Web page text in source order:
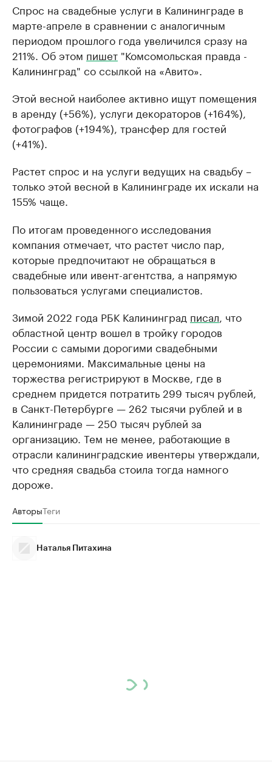
Спрос на свадебные услуги в Калининграде в
марте-апреле в сравнении с аналогичным
периодом прошлого года увеличился сразу на
211%. Об этом пишет "Комсомольская правда -
Калининград" со ссылкой на «Авито».
Этой весной наиболее активно ищут помещения
в аренду (+56%), услуги декораторов (+164%),
фотографов (+194%), трансфер для гостей
(+41%).
Растет спрос и на услуги ведущих на свадьбу –
только этой весной в Калининграде их искали на
155% чаще.
По итогам проведенного исследования
компания отмечает, что растет число пар,
которые предпочитают не обращаться в
свадебные или ивент-агентства, а напрямую
пользоваться услугами специалистов.
Зимой 2022 года РБК Калининград писал , что
областной центр вошел в тройку городов
России с самыми дорогими свадебными
церемониями. Максимальные цены на
торжества регистрируют в Москве, где в
среднем придется потратить 299 тысяч рублей,
в Санкт-Петербурге — 262 тысячи рублей и в
Калининграде — 250 тысяч рублей за
организацию. Тем не менее, работающие в
отрасли калининградские ивентеры утверждали,
что средняя свадьба стоила тогда намного
дороже.
АвторыТеги
Наталья Питахина